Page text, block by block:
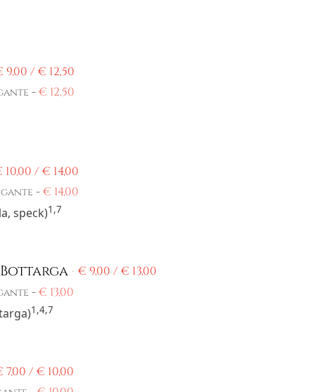
9,00 / € 12,50
-€ 12,50
10,00 / € 14,00
-€ 14,00
speck)1,7
€ 9,00 / € 13,00
-€ 13,00
1,4,7
7,00 / € 10,00